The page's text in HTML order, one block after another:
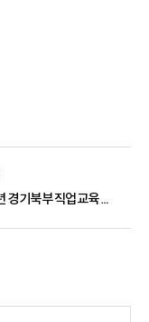
2026년 경기북부 직업교육 ERP·지게차 물류관리 실무자 양성과정 교육생 모집